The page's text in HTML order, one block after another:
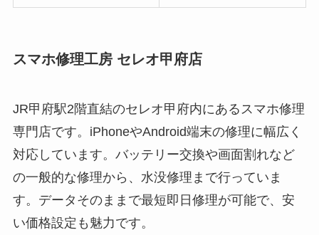
スマホ修理工房 セレオ甲府店
JR甲府駅2階直結のセレオ甲府内にあるスマホ修理
専門店です。iPhoneやAndroid端末の修理に幅広く
対応しています。バッテリー交換や画面割れなど
の一般的な修理から、水没修理まで行っていま
す。データそのままで最短即日修理が可能で、安
い価格設定も魅力です。